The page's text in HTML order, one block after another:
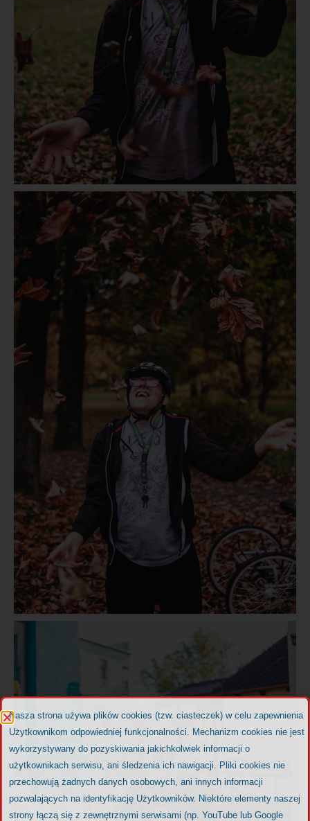
Nasza strona używa plików cookies (tzw. ciasteczek) w celu zapewnienia
Użytkownikom odpowiedniej funkcjonalności. Mechanizm cookies nie jest
wykorzystywany do pozyskiwania jakichkolwiek informacji o
użytkownikach serwisu, ani śledzenia ich nawigacji. Pliki cookies nie
przechowują żadnych danych osobowych, ani innych informacji
pozwalających na identyfikację Użytkowników. Niektóre elementy naszej
strony łączą się z zewnętrznymi serwisami (np. YouTube lub Google